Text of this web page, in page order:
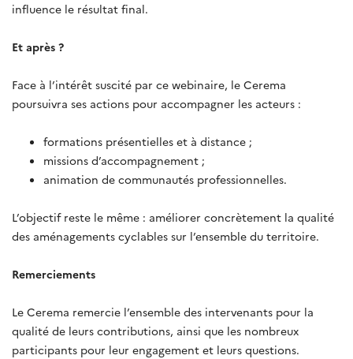
influence le résultat final.
Et après ?
Face à l’intérêt suscité par ce webinaire, le Cerema
poursuivra ses actions pour accompagner les acteurs :
formations présentielles et à distance ;
missions d’accompagnement ;
animation de communautés professionnelles.
L’objectif reste le même : améliorer concrètement la qualité
des aménagements cyclables sur l’ensemble du territoire.
Remerciements
Le Cerema remercie l’ensemble des intervenants pour la
qualité de leurs contributions, ainsi que les nombreux
participants pour leur engagement et leurs questions.